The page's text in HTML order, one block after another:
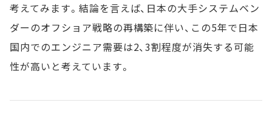
考えてみます。結論を言えば、日本の大手システムベン
ダーのオフショア戦略の再構築に伴い、この5年で日本
国内でのエンジニア需要は2、3割程度が消失する可能
性が高いと考えています。